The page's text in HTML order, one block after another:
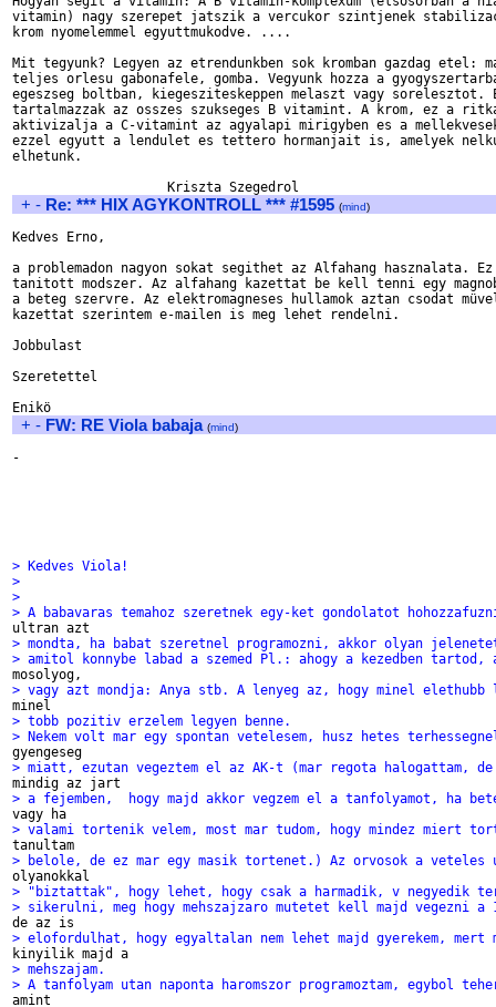
vitamin) nagy szerepet jatszik a vercukor szintjenek
krom nyomelemmel egyuttmukodve. ....
Mit tegyunk? Legyen az etrendunkben sok kromban gazdag etel:
teljes orlesu gabonafele, gomba. Vegyunk hozza a
egeszseg boltban, kiegesziteskeppen melaszt vagy sorelesztot.
tartalmazzak az osszes szukseges B vitamint. A krom, ez a ritka
aktivizalja a C-vitamint az agyalapi mirigyben es a
ezzel egyutt a lendulet es tettero hormanjait is, amelyek
elhetunk.
+ - Re: *** HIX AGYKONTROLL *** #1595 (mind)
Kedves Erno,
a problemadon nagyon sokat segithet az Alfahang hasznalata.
tanitott modszer. Az alfahang kazettat be kell tenni egy
a beteg szervre. Az elektromagneses hullamok aztan csodat
kazettat szerintem e-mailen is meg lehet rendelni.
Jobbulast
Szeretettel
+ - FW: RE Viola babaja (mind)
-
> Kedves Viola!
>
>
> A babavaras temahoz szeretnek egy-ket gondolatot
> mondta, ha babat szeretnel programozni, akkor olyan
> amitol konnybe labad a szemed Pl.: ahogy a kezedben tartod,
> vagy azt mondja: Anya stb. A lenyeg az, hogy minel elethubb
> tobb pozitiv erzelem legyen benne.
> Nekem volt mar egy spontan vetelesem, husz hetes
> miatt, ezutan vegeztem el az AK-t (mar regota halogattam, de
> a fejemben,  hogy majd akkor vegzem el a tanfolyamot, ha
> valami tortenik velem, most mar tudom, hogy mindez miert
> belole, de ez mar egy masik tortenet.) Az orvosok a veteles
> "biztattak", hogy lehet, hogy csak a harmadik, v negyedik
> sikerulni, meg hogy mehszajzaro mutetet kell majd vegezni a
> elofordulhat, hogy egyaltalan nem lehet majd gyerekem, mert
> mehszajam.
> A tanfolyam utan naponta haromszor programoztam, egybol